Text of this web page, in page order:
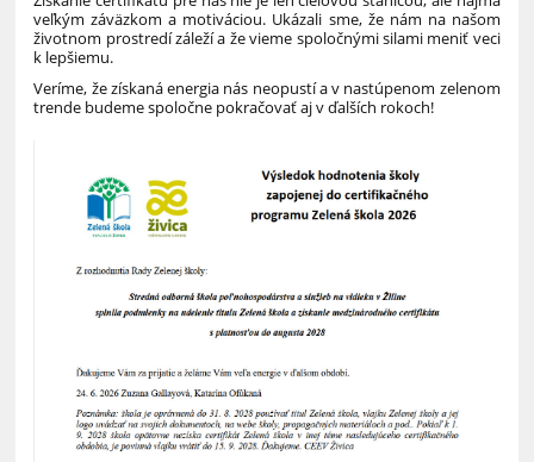
veľkým záväzkom a motiváciou. Ukázali sme, že nám na našom
životnom prostredí záleží a že vieme spoločnými silami meniť veci
k lepšiemu.
Veríme, že získaná energia nás neopustí a v nastúpenom zelenom
trende budeme spoločne pokračovať aj v ďalších rokoch!